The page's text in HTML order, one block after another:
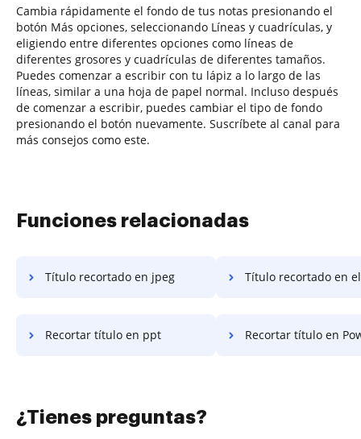
Cambia rápidamente el fondo de tus notas presionando el
botón Más opciones, seleccionando Líneas y cuadrículas, y
eligiendo entre diferentes opciones como líneas de
diferentes grosores y cuadrículas de diferentes tamaños.
Puedes comenzar a escribir con tu lápiz a lo largo de las
líneas, similar a una hoja de papel normal. Incluso después
de comenzar a escribir, puedes cambiar el tipo de fondo
presionando el botón nuevamente. Suscríbete al canal para
más consejos como este.
Funciones relacionadas
Título recortado en jpeg Título recortado en
Recortar título en ppt Recortar título en
¿Tienes preguntas?